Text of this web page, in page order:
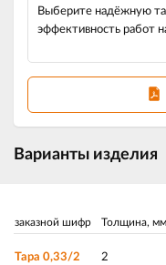
Выберите надёжную
эффективность работ
Варианты изделия
заказной шифр Толщина, мм
Тара 0,33/2 2